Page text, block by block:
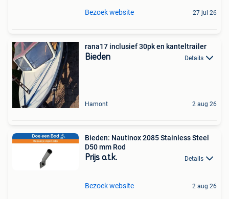
Bezoek website 27 jul 26
rana17 inclusief 30pk en kanteltrailer
Bieden Details
Hamont 2 aug 26
Bieden: Nautinox 2085 Stainless Steel
D50 mm Rod
Prijs o.t.k. Details
Bezoek website 2 aug 26